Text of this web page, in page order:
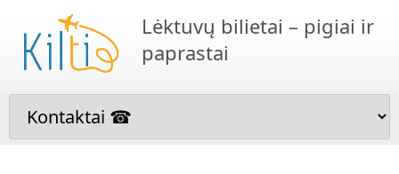
Lėktuvų bilietai – pigiai ir
paprastai